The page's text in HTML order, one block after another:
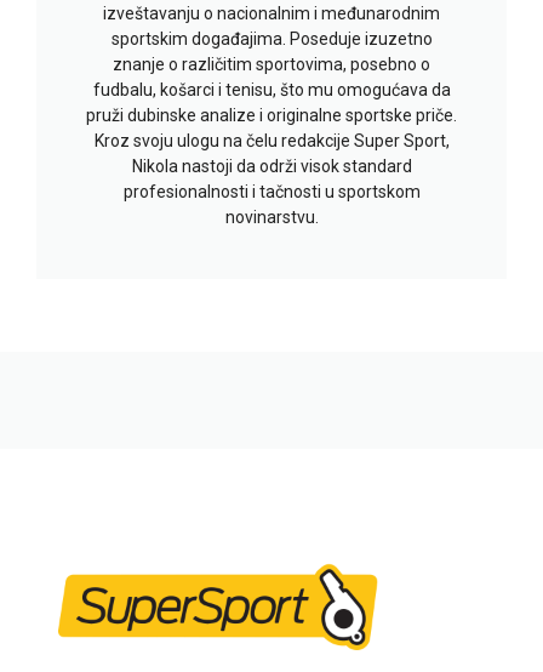
izveštavanju o nacionalnim i međunarodnim
sportskim događajima. Poseduje izuzetno
znanje o različitim sportovima, posebno o
fudbalu, košarci i tenisu, što mu omogućava da
pruži dubinske analize i originalne sportske priče.
Kroz svoju ulogu na čelu redakcije Super Sport,
Nikola nastoji da održi visok standard
profesionalnosti i tačnosti u sportskom
novinarstvu.